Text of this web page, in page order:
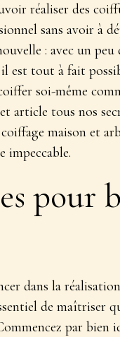
réaliser des
sans avoir à
: avec un
est tout à fait
soi-même
article tous nos
maison et
impeccable.
pour
dans la
de maîtriser
par bien